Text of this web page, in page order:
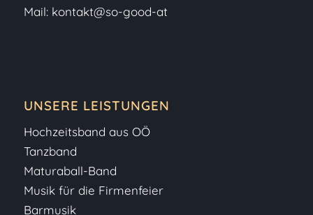
Mail: kontakt@so-good-at
UNSERE LEISTUNGEN
Hochzeitsband aus OÖ
Tanzband
Maturaball-Band
Musik für die Firmenfeier
Barmusik